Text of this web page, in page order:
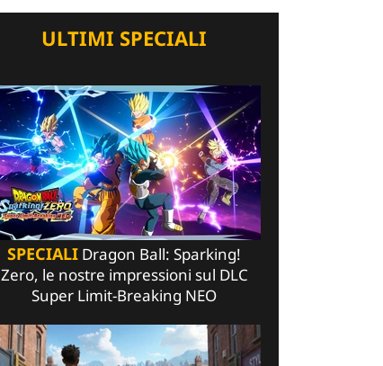
ULTIMI SPECIALI
SPECIALI Dragon Ball: Sparking!
Zero, le nostre impressioni sul DLC
Super Limit-Breaking NEO